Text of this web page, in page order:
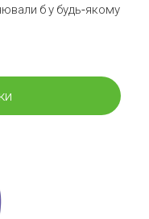
б у будь-якому